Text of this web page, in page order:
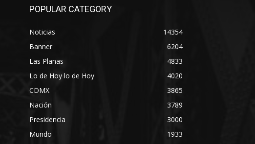
POPULAR CATEGORY
Noticias
14354
Banner
6204
Las Planas
4833
Lo de Hoy lo de Hoy
4020
CDMX
3865
Nación
3789
Presidencia
3000
Mundo
1933